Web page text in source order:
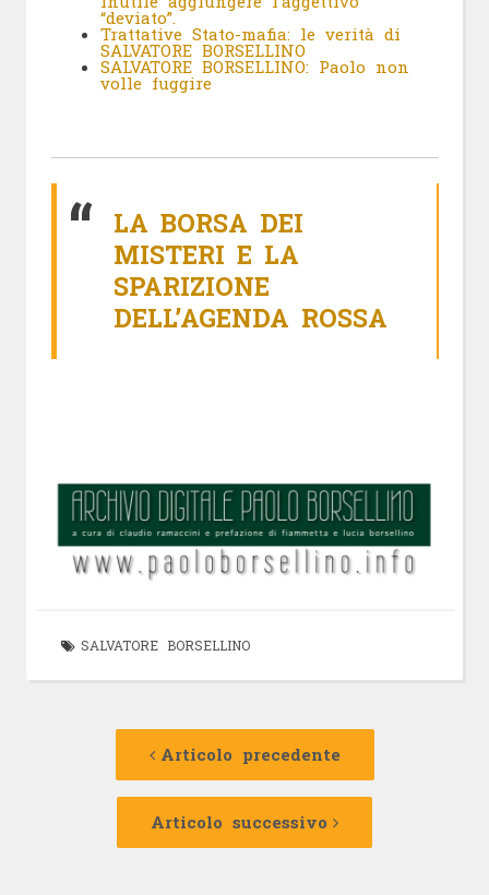
“deviato”.
Trattative Stato-mafia: le verità di
SALVATORE BORSELLINO
SALVATORE BORSELLINO: Paolo non
volle fuggire
LA BORSA DEI
MISTERI E LA
SPARIZIONE
DELL’AGENDA ROSSA
SALVATORE BORSELLINO
Navigazione
Articolo precedente
Articolo
Articolo successivo
Articolo